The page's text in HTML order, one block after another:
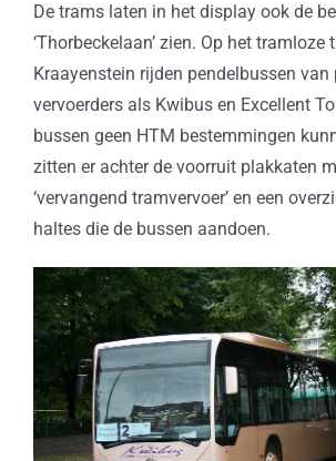
De trams laten in het display ook de
‘Thorbeckelaan’ zien. Op het tramloze
Kraayenstein rijden pendelbussen van
vervoerders als Kwibus en Excellent
bussen geen HTM bestemmingen
zitten er achter de voorruit plakkaten
‘vervangend tramvervoer’ en een
haltes die de bussen aandoen.